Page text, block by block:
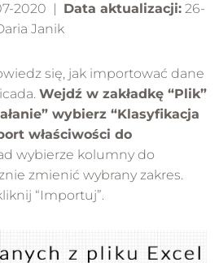
2020 | Data aktualizacji: 26-
Janik
się, jak importować dane
Wejdź w zakładkę “Plik”
wybierz “Klasyfikacja
właściwości do
wybierze kolumny do
zmienić wybrany zakres.
“Importuj”.